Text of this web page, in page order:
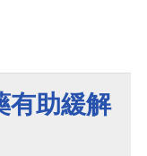
有助緩解